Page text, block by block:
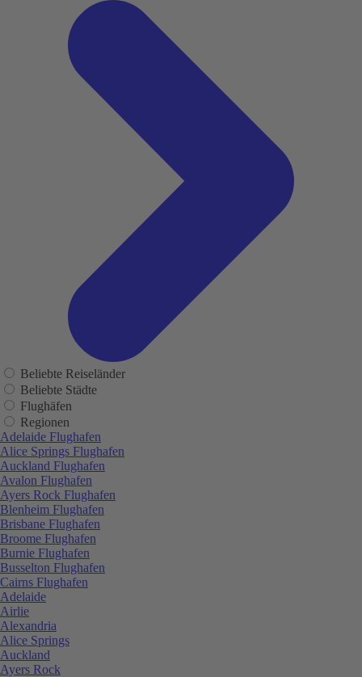
Beliebte Reiseländer
Beliebte Städte
Flughäfen
Regionen
Adelaide Flughafen
Alice Springs Flughafen
Auckland Flughafen
Avalon Flughafen
Ayers Rock Flughafen
Blenheim Flughafen
Brisbane Flughafen
Broome Flughafen
Burnie Flughafen
Busselton Flughafen
Cairns Flughafen
Adelaide
Airlie
Alexandria
Alice Springs
Auckland
Ayers Rock